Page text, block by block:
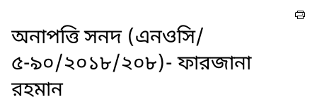
অনাপত্তি সনদ (এনওসি/
৫-৯০/২০১৮/২০৮)- ফারজানা
রহমান